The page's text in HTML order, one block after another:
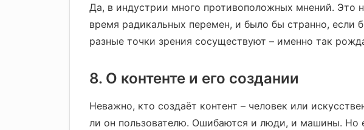
Да, в индустрии много противоположных мнений. Это
время радикальных перемен, и было бы странно, если
разные точки зрения сосуществуют – именно так
8. О контенте и его создании
Неважно, кто создаёт контент – человек или
ли он пользователю. Ошибаются и люди, и машины. Но